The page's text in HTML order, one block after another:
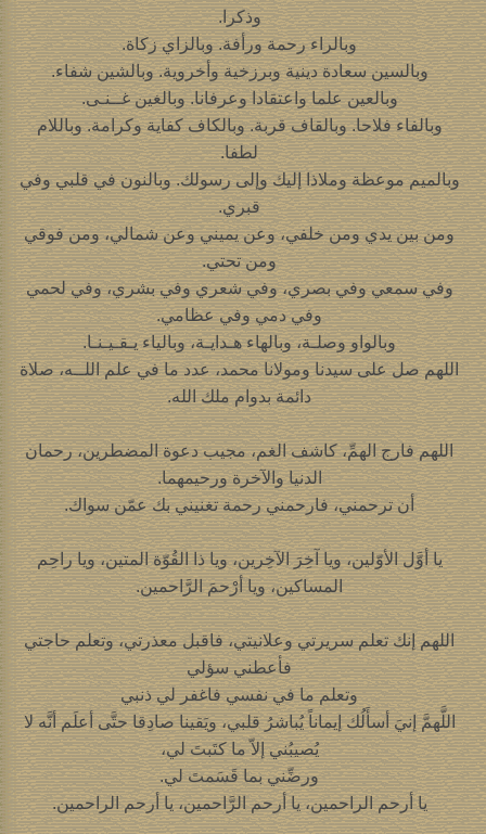
وذكرا.
وبالراء رحمة ورأفة. وبالزاي زكاة.
وبالسين سعادة دينية وبرزخية وأخروية. وبالشين شفاء.
وبالعين علما واعتقادا وعرفانا. وبالغين غــنـى.
وبالفاء فلاحا. وبالقاف قربة. وبالكاف كفاية وكرامة. وباللام
لطفا.
وبالميم موعظة وملاذا إليك وإلى رسولك. وبالنون في قلبي وفي
قبري.
ومن بين يدي ومن خلفي، وعن يميني وعن شمالي، ومن فوقي
ومن تحتي.
وفي سمعي وفي بصري، وفي شعري وفي بشري، وفي لحمي
وفي دمي وفي عظامي.
وبالواو وصلـة، وبالهاء هـدايـة، وبالياء يـقـيـنـا.
اللهم صل على سيدنا ومولانا محمد، عدد ما في علم اللــه، صلاة
دائمة بدوام ملك الله.
اللهم فارج الهمِّ، كاشف الغم، مجيب دعوة المضطرين، رحمان
الدنيا والآخرة ورحيمهما.
أن ترحمني، فارحمني رحمة تغنيني بك عمّن سواك.
يا أوَّل الأوّلين، ويا آخِرَ الآخِرين، ويا ذا القُوّة المتين، ويا راحِم
المساكين، ويا أرْحمَ الرَّاحمين.
اللهم إنك تعلم سريرتي وعلانيتي، فاقبل معذرتي، وتعلم حاجتي
فأعطني سؤلي
وتعلم ما في نفسي فاغفر لي ذنبي
اللَّهمَّ إنيَ أسأَلُك إيماناً يُباشرُ قلبي، ويَقينا صادِقا حتَّى أعلَم أنَّه لا
يُصيبُني إلاّ ما كتَبتَ لي،
ورضِّني بما قَسَمتَ لي.
يا أرحم الراحمين، يا أرحم الرَّاحمين، يا أرحم الراحمين.